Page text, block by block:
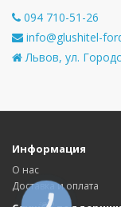
094 710-51-26
info@glushitel-
Львов, ул.
Информация
О нас
Доставка и оплата
КНОПКА